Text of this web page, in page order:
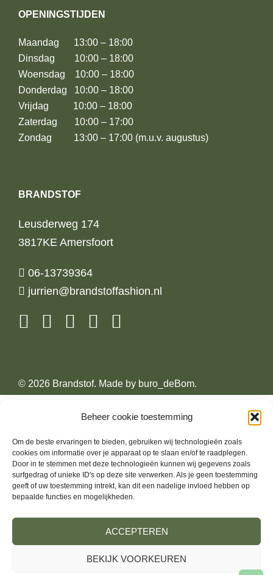
Beheer cookie toestemming
Om de beste ervaringen te bieden, gebruiken wij technologieën zoals
cookies om informatie over je apparaat op te slaan en/of te raadplegen.
Door in te stemmen met deze technologieën kunnen wij gegevens zoals
surfgedrag of unieke ID's op deze site verwerken. Als je geen toestemming
geeft of uw toestemming intrekt, kan dit een nadelige invloed hebben op
bepaalde functies en mogelijkheden.
ACCEPTEREN
BEKIJK VOORKEUREN
OPENINGSTIJDEN
Maandag 13:00 – 18:00
Dinsdag 10:00 – 18:00
Woensdag 10:00 – 18:00
Donderdag 10:00 – 18:00
Vrijdag 10:00 – 18:00
Zaterdag 10:00 – 17:00
Zondag 13:00 – 17:00 (m.u.v. augustus)
BRANDSTOF
Leusderweg 174
3817KE Amersfoort
06-13739364
jurrien@brandstoffashion.nl
© 2026 Brandstof. Made by buro_deBom.